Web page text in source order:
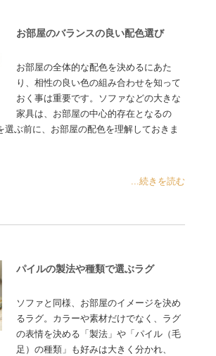
お部屋のバランスの良い配色選び
お部屋の全体的な配色を決めるにあた
り、相性の良い色の組み合わせを知って
おく事は重要です。ソファなどの大きな
家具は、お部屋の中心的存在となるの
選ぶ前に、お部屋の配色を理解しておきま
...続きを読む
パイルの製法や種類で選ぶラグ
ソファと同様、お部屋のイメージを決め
るラグ。カラーや素材だけでなく、ラグ
の表情を決める「製法」や「パイル（毛
足）の種類」も好みは大きく分かれ、